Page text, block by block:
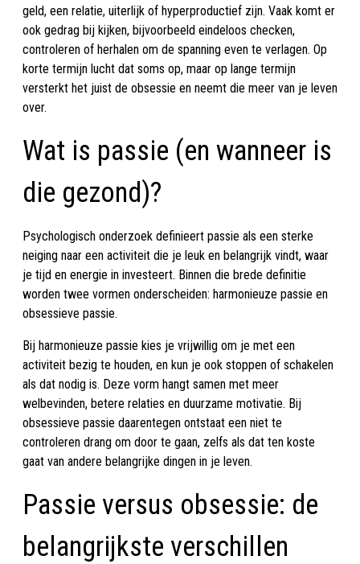
geld, een relatie, uiterlijk of hyperproductief zijn. Vaak komt er
ook gedrag bij kijken, bijvoorbeeld eindeloos checken,
controleren of herhalen om de spanning even te verlagen. Op
korte termijn lucht dat soms op, maar op lange termijn
versterkt het juist de obsessie en neemt die meer van je leven
over.
Wat is passie (en wanneer is
die gezond)?
Psychologisch onderzoek definieert passie als een sterke
neiging naar een activiteit die je leuk en belangrijk vindt, waar
je tijd en energie in investeert. Binnen die brede definitie
worden twee vormen onderscheiden: harmonieuze passie en
obsessieve passie.
Bij harmonieuze passie kies je vrijwillig om je met een
activiteit bezig te houden, en kun je ook stoppen of schakelen
als dat nodig is. Deze vorm hangt samen met meer
welbevinden, betere relaties en duurzame motivatie. Bij
obsessieve passie daarentegen ontstaat een niet te
controleren drang om door te gaan, zelfs als dat ten koste
gaat van andere belangrijke dingen in je leven.
Passie versus obsessie: de
belangrijkste verschillen